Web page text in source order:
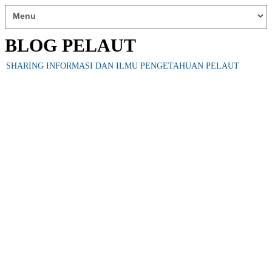
BLOG PELAUT
SHARING INFORMASI DAN ILMU PENGETAHUAN PELAUT